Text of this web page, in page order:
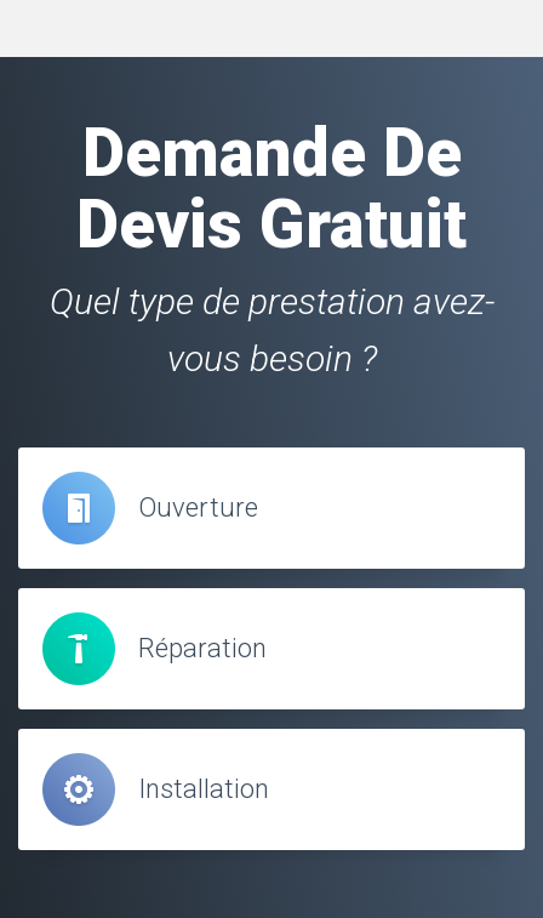
Demande De
Devis Gratuit
Quel type de prestation avez-
vous besoin ?
Ouverture
Réparation
Installation